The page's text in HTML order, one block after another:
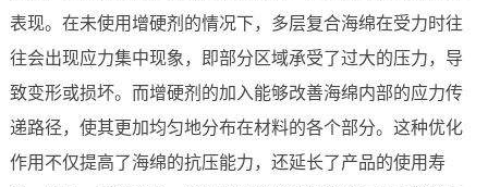
表现。在未使用增硬剂的情况下，多层复合海绵在受力时往
往会出现应力集中现象，即部分区域承受了过大的压力，导
致变形或损坏。而增硬剂的加入能够改善海绵内部的应力传
递路径，使其更加均匀地分布在材料的各个部分。这种优化
作用不仅提高了海绵的抗压能力，还延长了产品的使用寿